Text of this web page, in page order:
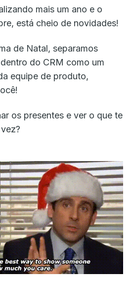
mais um ano e o
está cheio de novidades!
de Natal, separamos
do CRM como um
equipe de produto,
os presentes e ver o que te